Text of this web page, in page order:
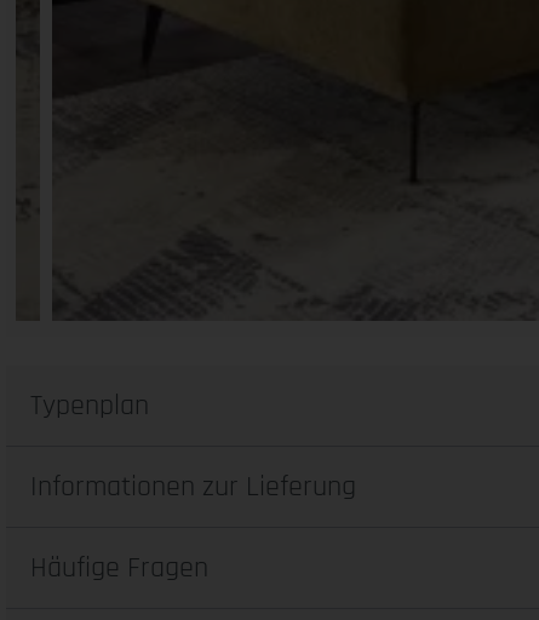
Typenplan
Informationen zur Lieferung
Häufige Fragen